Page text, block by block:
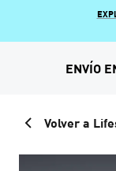
ENVÍO
Volver a